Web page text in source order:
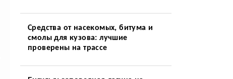
Средства от насекомых, битума и
смолы для кузова: лучшие
проверены на трассе